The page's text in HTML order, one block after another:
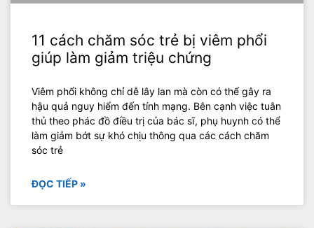
11 cách chăm sóc trẻ bị viêm phổi
giúp làm giảm triệu chứng
Viêm phổi không chỉ dễ lây lan mà còn có thể gây ra
hậu quả nguy hiểm đến tính mạng. Bên cạnh việc tuân
thủ theo phác đồ điều trị của bác sĩ, phụ huynh có thể
làm giảm bớt sự khó chịu thông qua các cách chăm
sóc trẻ
ĐỌC TIẾP »